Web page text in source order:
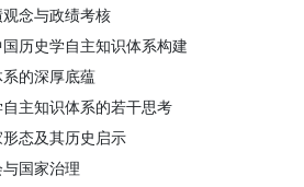
念与政绩考核
历史学自主知识体系构建
的深厚底蕴
主知识体系的若干思考
态及其历史启示
国家治理